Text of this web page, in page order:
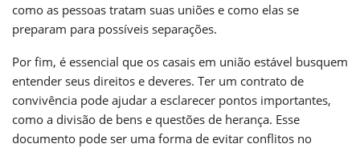
como as pessoas tratam suas uniões e como elas se
preparam para possíveis separações.
Por fim, é essencial que os casais em união estável busquem
entender seus direitos e deveres. Ter um contrato de
convivência pode ajudar a esclarecer pontos importantes,
como a divisão de bens e questões de herança. Esse
documento pode ser uma forma de evitar conflitos no